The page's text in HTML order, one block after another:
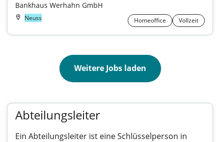
Bankhaus Werhahn GmbH
Neuss Homeoffice Vollzeit
Weitere Jobs laden
Abteilungsleiter
Ein Abteilungsleiter ist eine Schlüsselperson in